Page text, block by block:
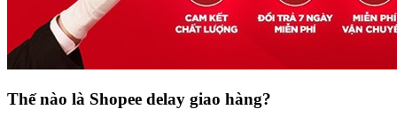
Thế nào là Shopee delay giao hàng?